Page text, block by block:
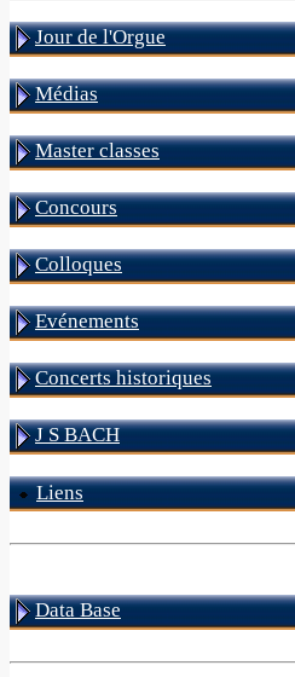
Jour de l'Orgue
Médias
Master classes
Concours
Colloques
Evénements
Concerts historiques
J S BACH
Liens
Data Base